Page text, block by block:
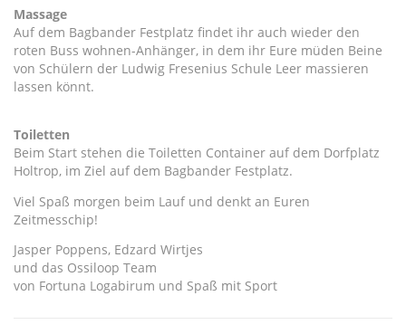
Massage
Auf dem Bagbander Festplatz findet ihr auch wieder den
roten Buss wohnen-Anhänger, in dem ihr Eure müden Beine
von Schülern der Ludwig Fresenius Schule Leer massieren
lassen könnt.
Toiletten
Beim Start stehen die Toiletten Container auf dem Dorfplatz
Holtrop, im Ziel auf dem Bagbander Festplatz.
Viel Spaß morgen beim Lauf und denkt an Euren
Zeitmesschip!
Jasper Poppens, Edzard Wirtjes
und das Ossiloop Team
von Fortuna Logabirum und Spaß mit Sport